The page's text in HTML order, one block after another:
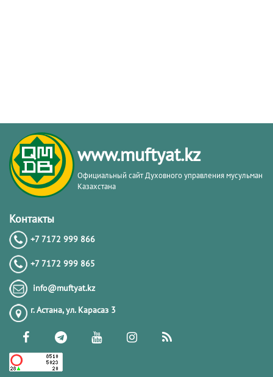
www.muftyat.kz
Официальный сайт Духовного управления мусульман
Казахстана
Контакты
+7 7172 999 866
+7 7172 999 865
info@muftyat.kz
г. Астана, ул. Карасаз 3